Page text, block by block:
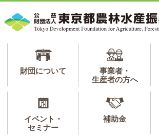
ジ
ュ
財団について
事業者・
生産者の方へ
イベント・
セミナー
補助金